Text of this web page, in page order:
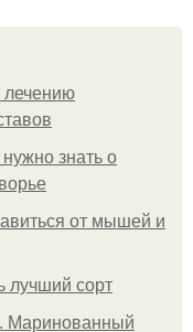
лечению
знать о
от мышей и
лучший сорт
Маринованный